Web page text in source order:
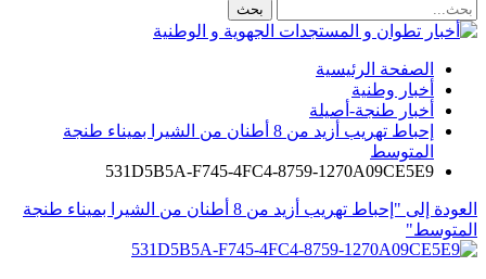
الصفحة الرئيسية
أخبار وطنية
أخبار طنجة-أصيلة
إحباط تهريب أزيد من 8 أطنان من الشيرا بميناء طنجة
المتوسط
531D5B5A-F745-4FC4-8759-1270A09CE5E9
العودة إلى "إحباط تهريب أزيد من 8 أطنان من الشيرا بميناء طنجة
المتوسط"